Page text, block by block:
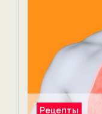
Рецепты